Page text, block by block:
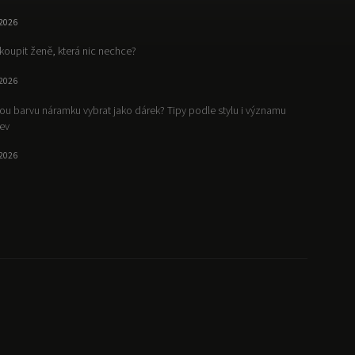
ženě, která nic nechce?
barvu náramku vybrat jako dárek? Tipy podle stylu i významu